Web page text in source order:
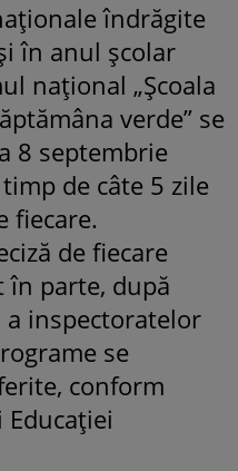
îndrăgite
în anul școlar
național „Școala
verde” se
8 septembrie
de câte 5 zile
fiecare.
de fiecare
parte, după
inspectoratelor
se
conform